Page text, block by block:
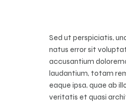
Sed ut perspiciatis,
natus error sit
accusantium
laudantium, totam
eaque ipsa, quae ab
veritatis et quasi